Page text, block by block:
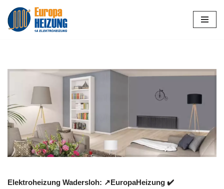
Zum
Elektroheizung Wadersloh: ↗️EuropaHeizung ✔️